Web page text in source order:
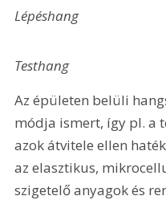
Lépéshang
Testhang
Az épületen belüli
módja ismert, így pl. a
azok átvitele ellen
az elasztikus,
szigetelő anyagok és